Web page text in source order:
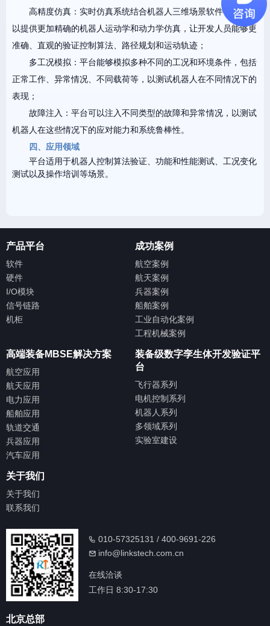
高精度仿真：实时仿真系统结合机器人三维场景软件V-REP可
以提供更加精确的机器人运动学和动力学仿真，让开发人员能够更
准确、直观的验证控制算法、路径规划和运动轨迹；
多工况模拟：平台能够模拟多种不同的工况和环境条件，包括
正常工作、异常情况、不同载荷等，以测试机器人在不同情况下的
表现；
故障注入：平台可以注入不同类型的故障和异常情况，以测试
机器人在这些情况下的应对能力和系统鲁棒性。
四、应用领域
平台适用于机器人控制算法验证、功能和性能测试、工况变化
测试以及操作培训等场景。
产品平台
软件
硬件
I/O模块
信号链路
机柜
成功案例
航空案例
航天案例
兵器案例
船舶案例
工业自动化案例
工程机械案例
高端装备MBSE解决方案
航空应用
航天应用
电力应用
船舶应用
轨道交通
兵器应用
汽车应用
装备级数字孪生体开发验证平
台
飞行器系列
电机控制系列
机器人系列
多领域系列
实验室建设
关于我们
关于我们
联系我们
010-57325131 / 400-9691-226
info@linkstech.com.cn
在线洽谈
工作日 8:30-17:30
北京总部